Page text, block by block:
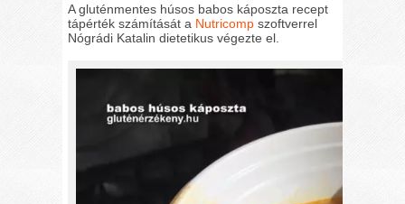
A gluténmentes húsos babos káposzta recept
tápérték számítását a Nutricomp szoftverrel
Nógrádi Katalin dietetikus végezte el.